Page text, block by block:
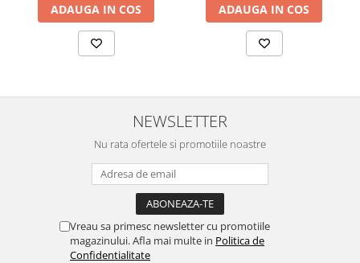
ADAUGA IN COS ADAUGA IN COS
NEWSLETTER
Nu rata ofertele si promotiile noastre
Vreau sa primesc newsletter cu promotiile
magazinului. Afla mai multe in Politica de
Confidentialitate